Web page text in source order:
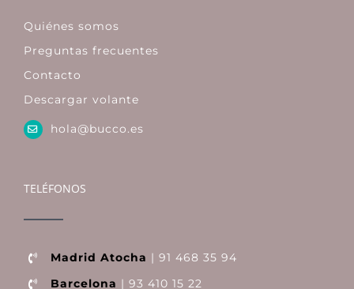
Quiénes somos
Preguntas frecuentes
Contacto
Descargar volante
hola@bucco.es
TELÉFONOS
Madrid Atocha | 91 468 35 94
Barcelona | 93 410 15 22